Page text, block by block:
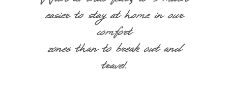
easier to stay at home in our
comfort
zones than to break out and
travel.